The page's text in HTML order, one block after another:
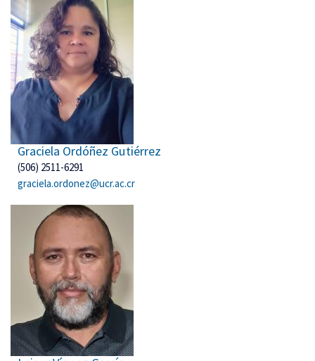
Graciela Ordóñez Gutiérrez
(506) 2511-6291
graciela.ordonez@ucr.ac.cr